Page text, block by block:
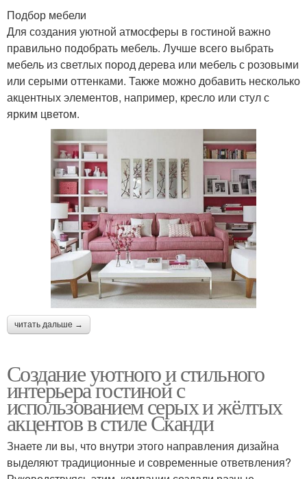
Подбор мебели
Для создания уютной атмосферы в гостиной важно
правильно подобрать мебель. Лучше всего выбрать
мебель из светлых пород дерева или мебель с розовыми
или серыми оттенками. Также можно добавить несколько
акцентных элементов, например, кресло или стул с
ярким цветом.
читать дальше →
Создание уютного и стильного
интерьера гостиной с
использованием серых и жёлтых
акцентов в стиле Сканди
Знаете ли вы, что внутри этого направления дизайна
выделяют традиционные и современные ответвления?